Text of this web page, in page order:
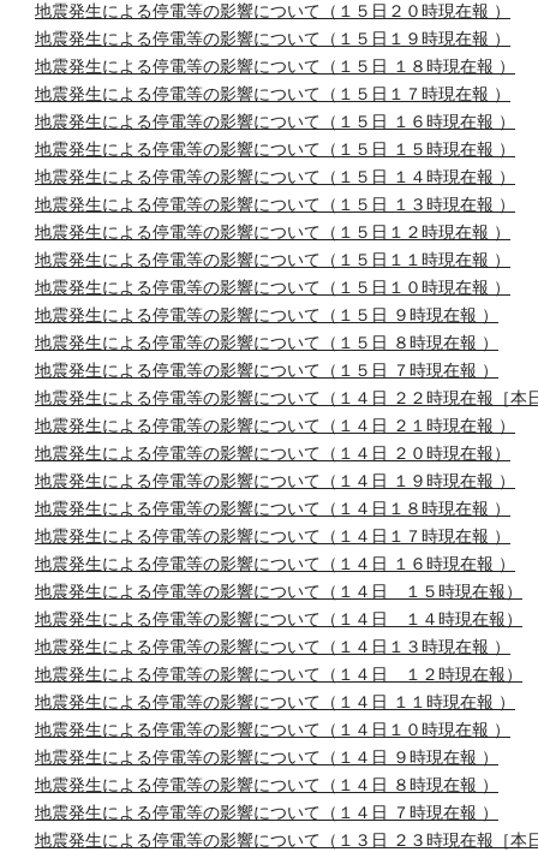
地震発生による停電等の影響について（１５日２０時現在報 ）
地震発生による停電等の影響について（１５日１９時現在報 ）
地震発生による停電等の影響について（１５日 １８時現在報 ）
地震発生による停電等の影響について（１５日１７時現在報 ）
地震発生による停電等の影響について（１５日 １６時現在報 ）
地震発生による停電等の影響について（１５日 １５時現在報 ）
地震発生による停電等の影響について（１５日 １４時現在報 ）
地震発生による停電等の影響について（１５日 １３時現在報 ）
地震発生による停電等の影響について（１５日１２時現在報 ）
地震発生による停電等の影響について（１５日１１時現在報 ）
地震発生による停電等の影響について（１５日１０時現在報 ）
地震発生による停電等の影響について（１５日 ９時現在報 ）
地震発生による停電等の影響について（１５日 ８時現在報 ）
地震発生による停電等の影響について（１５日 ７時現在報 ）
地震発生による停電等の影響について（１４日 ２２時現在報［本
地震発生による停電等の影響について（１４日 ２１時現在報 ）
地震発生による停電等の影響について（１４日 ２０時現在報）
地震発生による停電等の影響について（１４日 １９時現在報 ）
地震発生による停電等の影響について（１４日１８時現在報 ）
地震発生による停電等の影響について（１４日１７時現在報 ）
地震発生による停電等の影響について（１４日 １６時現在報 ）
地震発生による停電等の影響について（１４日 １５時現在報）
地震発生による停電等の影響について（１４日 １４時現在報）
地震発生による停電等の影響について（１４日１３時現在報 ）
地震発生による停電等の影響について（１４日 １２時現在報）
地震発生による停電等の影響について（１４日 １１時現在報 ）
地震発生による停電等の影響について（１４日１０時現在報 ）
地震発生による停電等の影響について（１４日 ９時現在報 ）
地震発生による停電等の影響について（１４日 ８時現在報 ）
地震発生による停電等の影響について（１４日 ７時現在報 ）
地震発生による停電等の影響について（１３日 ２３時現在報［本